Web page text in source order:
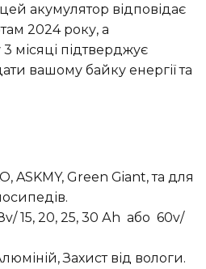
акумулятор відповідає
2024 року, а
місяці підтверджує
вашому байку енергії та
ASKMY, Green Giant, та для
15, 20, 25, 30 Аh або 60v/
Захист від вологи.